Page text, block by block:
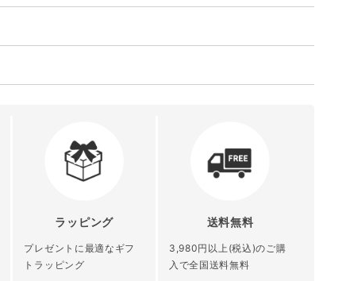
都道府県別送料（下記表参照）
青森県 秋田県 岩
手県 宮城県 山形
北陸 関東 信越
中部 関西 中国
四国 九州
ラッピング
プレゼントに最適なギフ
トラッピング
送料無料
3,980円以上(税込)のご購
入で全国送料無料